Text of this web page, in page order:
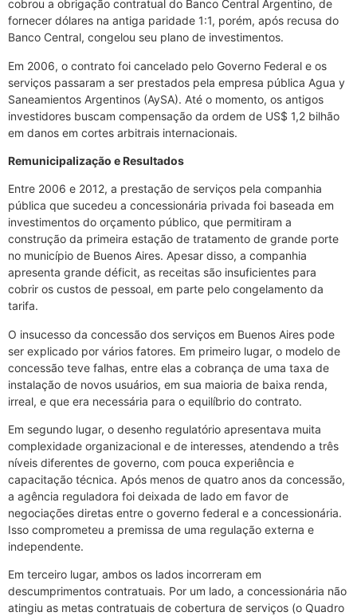
cobrou a obrigação contratual do Banco Central Argentino, de
fornecer dólares na antiga paridade 1:1, porém, após recusa do
Banco Central, congelou seu plano de investimentos.
Em 2006, o contrato foi cancelado pelo Governo Federal e os
serviços passaram a ser prestados pela empresa pública Agua y
Saneamientos Argentinos (AySA). Até o momento, os antigos
investidores buscam compensação da ordem de US$ 1,2 bilhão
em danos em cortes arbitrais internacionais.
Remunicipalização e Resultados
Entre 2006 e 2012, a prestação de serviços pela companhia
pública que sucedeu a concessionária privada foi baseada em
investimentos do orçamento público, que permitiram a
construção da primeira estação de tratamento de grande porte
no município de Buenos Aires. Apesar disso, a companhia
apresenta grande déficit, as receitas são insuficientes para
cobrir os custos de pessoal, em parte pelo congelamento da
tarifa.
O insucesso da concessão dos serviços em Buenos Aires pode
ser explicado por vários fatores. Em primeiro lugar, o modelo de
concessão teve falhas, entre elas a cobrança de uma taxa de
instalação de novos usuários, em sua maioria de baixa renda,
irreal, e que era necessária para o equilíbrio do contrato.
Em segundo lugar, o desenho regulatório apresentava muita
complexidade organizacional e de interesses, atendendo a três
níveis diferentes de governo, com pouca experiência e
capacitação técnica. Após menos de quatro anos da concessão,
a agência reguladora foi deixada de lado em favor de
negociações diretas entre o governo federal e a concessionária.
Isso comprometeu a premissa de uma regulação externa e
independente.
Em terceiro lugar, ambos os lados incorreram em
descumprimentos contratuais. Por um lado, a concessionária não
atingiu as metas contratuais de cobertura de serviços (o Quadro